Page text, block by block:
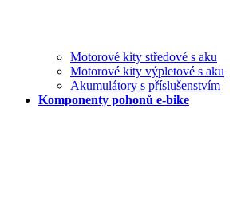
Motorové kity středové s aku
Motorové kity výpletové s aku
Akumulátory s příslušenstvím
Komponenty pohonů e-bike